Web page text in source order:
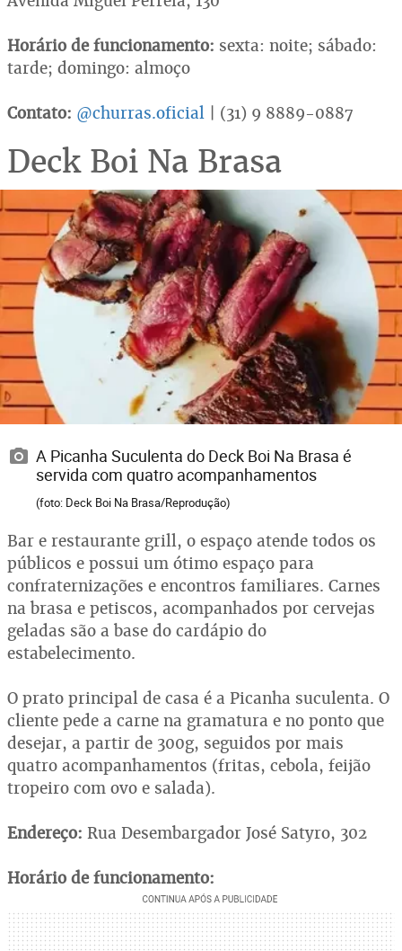
Horário de funcionamento: sexta: noite; sábado:
tarde; domingo: almoço
Contato: @churras.oficial | (31) 9 8889-0887
Deck Boi Na Brasa
A Picanha Suculenta do Deck Boi Na Brasa é
servida com quatro acompanhamentos
(foto: Deck Boi Na Brasa/Reprodução)
Bar e restaurante grill, o espaço atende todos os
públicos e possui um ótimo espaço para
confraternizações e encontros familiares. Carnes
na brasa e petiscos, acompanhados por cervejas
geladas são a base do cardápio do
estabelecimento.
O prato principal de casa é a Picanha suculenta. O
cliente pede a carne na gramatura e no ponto que
desejar, a partir de 300g, seguidos por mais
quatro acompanhamentos (fritas, cebola, feijão
tropeiro com ovo e salada).
Endereço: Rua Desembargador José Satyro, 302
Horário de funcionamento: